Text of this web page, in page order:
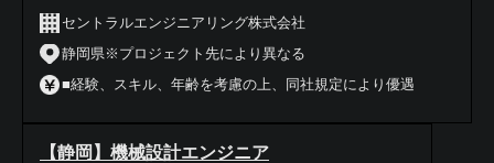
セントラルエンジニアリング株式会社
静岡県※プロジェクト先により異なる
■経験、スキル、年齢を考慮の上、同社規定により優遇
【静岡】機械設計エンジニア